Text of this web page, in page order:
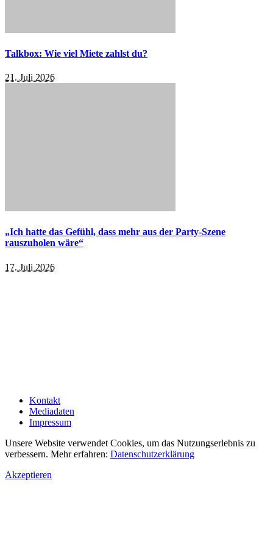
Talkbox: Wie viel Miete zahlst du?
21. Juli 2026
„Ich hatte das Gefühl, dass mehr aus der Party-Szene
rauszuholen wäre“
17. Juli 2026
Kontakt
Mediadaten
Impressum
Unsere Website verwendet Cookies, um das Nutzungserlebnis zu
verbessern. Mehr erfahren: Datenschutzerklärung
Akzeptieren